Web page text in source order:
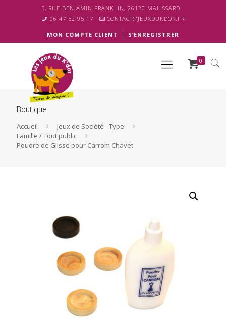
5, RUE BENJAMIN FRANKLIN, 26120 MALISSARD
06 47 52 95 17
CONTACT@JEUXDUKDOR.FR
MON COMPTE CLIENT S’ENREGISTRER
0
Boutique
Accueil
Jeux de Société - Type
Famille / Tout public
Poudre de Glisse pour Carrom Chavet